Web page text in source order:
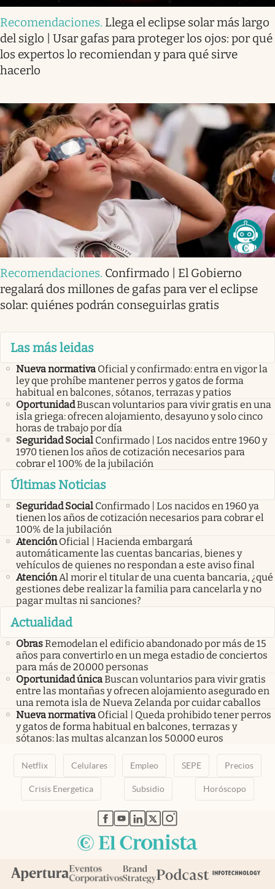
Recomendaciones. Llega el eclipse solar más largo
del siglo | Usar gafas para proteger los ojos: por qué
los expertos lo recomiendan y para qué sirve
hacerlo
Recomendaciones. Confirmado | El Gobierno
regalará dos millones de gafas para ver el eclipse
solar: quiénes podrán conseguirlas gratis
Las más leidas
Nueva normativa Oficial y confirmado: entra en vigor la
ley que prohíbe mantener perros y gatos de forma
habitual en balcones, sótanos, terrazas y patios
OportunidadBuscan voluntarios para vivir gratis en una
isla griega: ofrecen alojamiento, desayuno y solo cinco
horas de trabajo por día
Seguridad Social Confirmado | Los nacidos entre 1960 y
1970 tienen los años de cotización necesarios para
cobrar el 100% de la jubilación
Últimas Noticias
Seguridad Social Confirmado | Los nacidos en 1960 ya
tienen los años de cotización necesarios para cobrar el
100% de la jubilación
Atención Oficial | Hacienda embargará
automáticamente las cuentas bancarias, bienes y
vehículos de quienes no respondan a este aviso final
AtenciónAl morir el titular de una cuenta bancaria, ¿qué
gestiones debe realizar la familia para cancelarla y no
pagar multas ni sanciones?
Actualidad
ObrasRemodelan el edificio abandonado por más de 15
años para convertirlo en un mega estadio de conciertos
para más de 20.000 personas
Oportunidad únicaBuscan voluntarios para vivir gratis
entre las montañas y ofrecen alojamiento asegurado en
una remota isla de Nueva Zelanda por cuidar caballos
Nueva normativa Oficial | Queda prohibido tener perros
y gatos de forma habitual en balcones, terrazas y
sótanos: las multas alcanzan los 50.000 euros
Netflix Celulares Empleo SEPE Precios
Crisis Energetica Subsidio Horóscopo
abre en nueva pestaña
abre en nueva pestaña
abre en nueva pestaña
abre en nueva pestaña
abre en nueva pestaña